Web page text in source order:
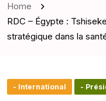
Home
RDC – Égypte :
stratégique dans la
- International -